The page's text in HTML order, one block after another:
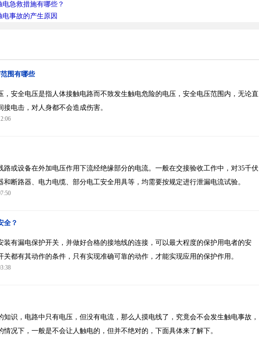
急救措施有哪些？
事故的产生原因
围有哪些
，安全电压是指人体接触电路而不致发生触电危险的电压，安全电压范围内，无论直
接电击，对人身都不会造成伤害。
路或设备在外加电压作用下流经绝缘部分的电流。一般在交接验收工作中，对35千伏
和断路器、电力电缆、部分电工安全用具等，均需要按规定进行泄漏电流试验。
全？
装有漏电保护开关，并做好合格的接地线的连接，可以最大程度的保护用电者的安
关都有其动作的条件，只有实现准确可靠的动作，才能实现应用的保护作用。
知识，电路中只有电压，但没有电流，那么人摸电线了，究竟会不会发生触电事故，
情况下，一般是不会让人触电的，但并不绝对的，下面具体来了解下。